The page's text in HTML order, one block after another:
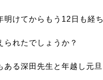
明けてからもう12日も経
られたでしょうか？
ある深田先生と年越し元旦